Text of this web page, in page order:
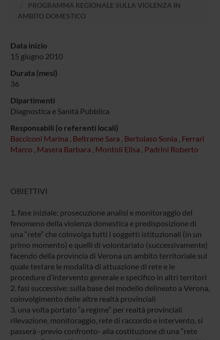
PROGRAMMA REGIONALE SULLA VIOLENZA IN
AMBITO DOMESTICO
Data inizio
15 giugno 2010
Durata (mesi)
36
Dipartimenti
Diagnostica e Sanità Pubblica
Responsabili (o referenti locali)
Bacciconi Marina , Beltrame Sara , Bertolaso Sonia , Ferrari
Marco , Masera Barbara , Montoli Elisa , Padrini Roberto
OBIETTIVI
1. fase iniziale: prosecuzione analisi e monitoraggio del
fenomeno della violenza domestica e predisposizione di
una “rete” che coinvolga tutti i soggetti istituzionali (in un
primo momento) e quelli di volontariato (successivamente)
facendo della provincia di Verona un ambito territoriale sul
quale testare le modalità di attuazione di rete e le
procedure d’intervento generale e specifico in altri territori
2. fasi successive: sulla base del modello delineato a Verona,
coinvolgimento delle altre realtà provinciali
3. una volta portato “a regime” per realtà provinciali
rilevazione, monitoraggio, rete di raccordo e intervento, si
passerà -previo confronto- alla costituzione di una “rete